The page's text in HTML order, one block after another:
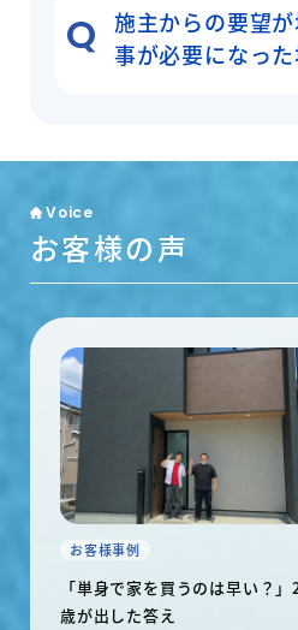
施主からの要望
事が必要になっ
Voice
お客様の声
お客様事例
「単身で家を買うのは早い？」
歳が出した答え